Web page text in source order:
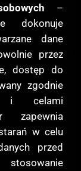
–
dokonuje
dane
przez
dostęp do
zgodnie
i celami
zapewnia
w celu
przed